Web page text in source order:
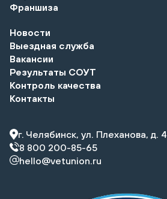
Франшиза
Новости
Выездная служба
Вакансии
Результаты СОУТ
Контроль качества
Контакты
г. Челябинск, ул. Плеханова, д. 4
8 800 200-85-65
hello@vetunion.ru